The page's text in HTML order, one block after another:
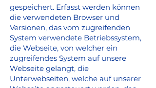
gespeichert. Erfasst werden können
die verwendeten Browser und
Versionen, das vom zugreifenden
System verwendete Betriebssystem,
die Webseite, von welcher ein
zugreifendes System auf unsere
Webseite gelangt, die
Unterwebseiten, welche auf unserer